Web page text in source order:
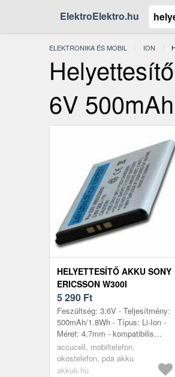
ElektroElektro.hu
ELEKTRONIKA ÉS MOBIL ION
6V
HELYETTESÍTŐ AKKU SONY
ERICSSON W300I
MOBILTELEFON 3, 6V
500MAH LI-ION
5 290 Ft
Feszültség: 3.6V - Teljesítmény:
500mAh/1.8Wh - Típus: Li-Ion -
Méret: 4.7mm - kompatibilis
modellek: W300i, Sony Ericsson
K800i
accucell, mobiltelefon,
okostelefon, pda akku
akkuk.hu